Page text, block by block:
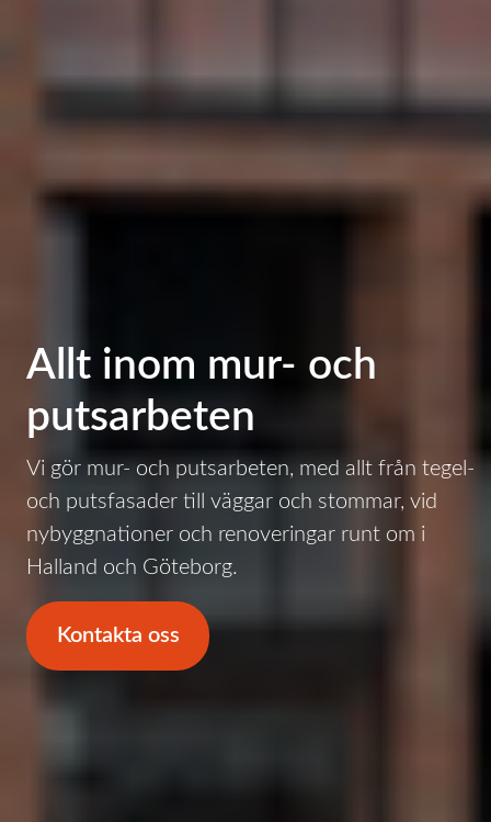
Allt inom mur- och
putsarbeten
Vi gör mur- och putsarbeten, med allt från tegel-
och putsfasader till väggar och stommar, vid
nybyggnationer och renoveringar runt om i
Halland och Göteborg.
Kontakta oss